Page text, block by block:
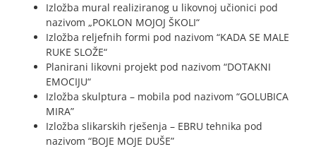
Izložba mural realiziranog u likovnoj učionici pod
nazivom „POKLON MOJOJ ŠKOLI“
Izložba reljefnih formi pod nazivom “KADA SE MALE
RUKE SLOŽE“
Planirani likovni projekt pod nazivom “DOTAKNI
EMOCIJU“
Izložba skulptura – mobila pod nazivom “GOLUBICA
MIRA”
Izložba slikarskih rješenja – EBRU tehnika pod
nazivom “BOJE MOJE DUŠE”